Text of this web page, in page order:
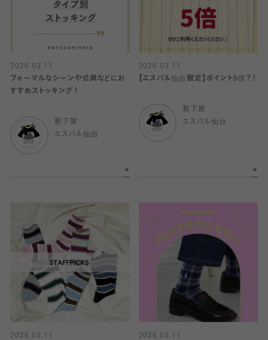
2026.03.11
フォーマルなシーンや式典などにお
すすめストッキング！
靴下屋
エスパル仙台
2026.03.11
【エスパル仙台限定】ポイント5倍？！
靴下屋
エスパル仙台
2026.03.11
2026.03.11